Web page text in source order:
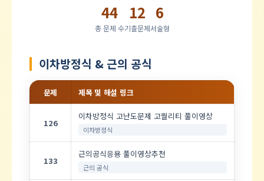
44
총 문제 수
12
기출문제
6
서술형
이차방정식 & 근의 공식
문제 제목 및 해설 링크
126
이차방정식 고난도문제 고퀄리티 풀이영상
이차방정식
133
근의공식응용 풀이영상추천
근의 공식